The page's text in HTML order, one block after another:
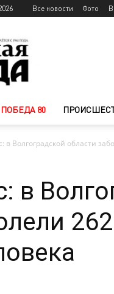
Все новости Фото
ПОБЕДА 80
в Волгоградской области
в